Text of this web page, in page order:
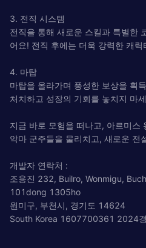
3. 전직 시스템
전직을 통해 새로운 스킬과 특별한
어요! 전직 후에는 더욱 강력한 캐릭
4. 마탑
마탑을 올라가며 풍성한 보상을 획
처치하고 성장의 기회를 놓치지 마
지금 바로 모험을 떠나고, 아르미스
악마 군주들을 물리치고, 새로운 전
개발자 연락처 :
조용진 232, Builro, Wonmigu,
101dong 1305ho
원미구, 부천시, 경기도 14624
South Korea 1607700361 2024